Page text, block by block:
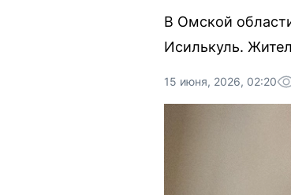
В Омской
Исилькуль.
15 июня, 2026, 02:20